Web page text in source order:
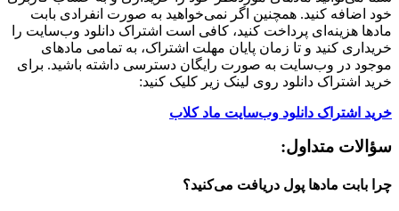
خود اضافه کنید. همچنین اگر نمی‌خواهید به صورت انفرادی بابت
مادها هزینه‌ای پرداخت کنید، کافی است اشتراک دانلود وب‌سایت را
خریداری کنید و تا زمان پایان مهلت اشتراک، به تمامی مادهای
موجود در وب‌سایت به صورت رایگان دسترسی داشته باشید. برای
خرید اشتراک دانلود روی لینک زیر کلیک کنید:
خرید اشتراک دانلود وب‌سایت ماد کلاب
سؤالات متداول:
چرا بابت مادها پول دریافت می‌کنید؟